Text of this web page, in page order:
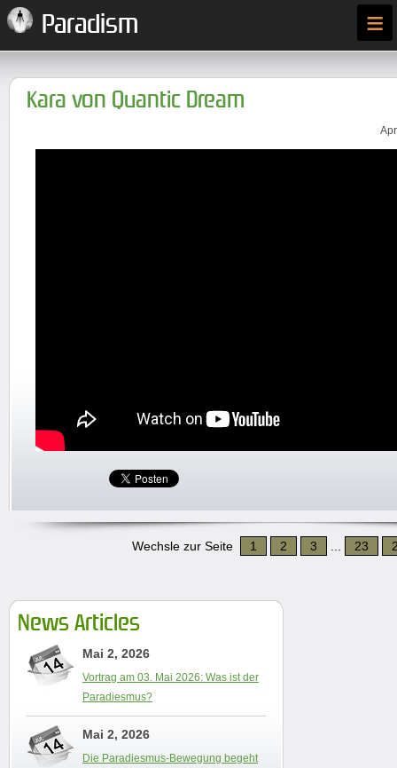
Paradism ≡
Kara von Quantic Dream
Wechsle zur Seite 1 2 3 23
News Articles
Mai 2, 2026
Vortrag am 03. Mai 2026: Was ist der
Paradiesmus?
Mai 2, 2026
Die Paradiesmus-Bewegung begeht